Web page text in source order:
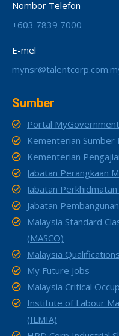
Nombor Telefon
+603 7839 7000
E-mel
Sumber
Portal MyGovernment
Kementerian Sumber
Kementerian
Jabatan Perangkaan
Jabatan
Jabatan
Malaysia Standard
(MASCO)
Malaysia
My Future Jobs
Malaysia Critical
Institute of Labour
(ILMIA)